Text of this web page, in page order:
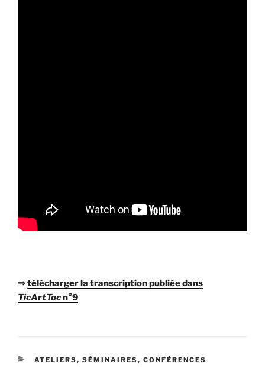
⇒télécharger la transcription publiée dans
TicArtTocn°9
CATÉGORIES
ATELIERS, SÉMINAIRES, CONFÉRENCES